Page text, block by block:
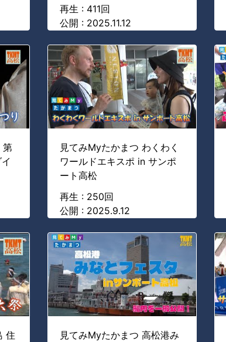
再生 : 411回
公開 : 2025.11.12
第
見てみMyたかまつ わくわく
ワールドエキスポ in サンポ
ート高松
再生 : 250回
公開 : 2025.9.12
住
見てみMyたかまつ 高松港み